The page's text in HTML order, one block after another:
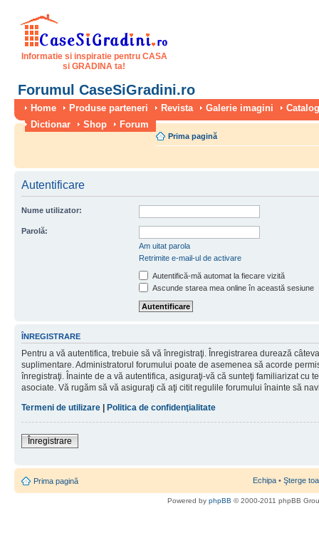
Informatie si inspiratie pentru CASA
si GRADINA ta!
Forumul CaseSiGradini.ro
Home Produse parteneri Revista Galerie imagini
Dictionar
Shop Forum
Prima pagină
Autentificare
Nume utilizator:
Parolă:
Am uitat parola
Retrimite e-mail-ul de activare
Autentifică-mă automat la fiecare vizită
Ascunde starea mea online în această sesiune
ÎNREGISTRARE
Pentru a vă autentifica, trebuie să vă înregistraţi. Înregistrarea durează
suplimentare. Administratorul forumului poate de asemenea să acorde
înregistraţi. Înainte de a vă autentifica, asiguraţi-vă că sunteţi familiarizat cu
asociate. Vă rugăm să vă asiguraţi că aţi citit regulile forumului înainte să
Termeni de utilizare | Politica de confidenţialitate
Înregistrare
Prima pagină Echipa • Şterge
Powered by phpBB © 2000-2011 phpBB